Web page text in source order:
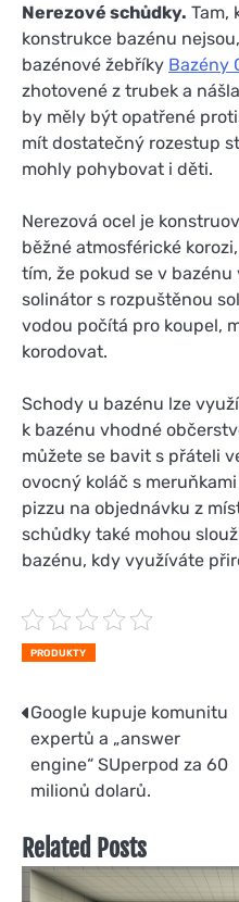
Nerezové schůdky. Tam,
konstrukce bazénu
bazénové žebříky Bazény
zhotovené z trubek a
by měly být opatřené
mít dostatečný rozestup
mohly pohybovat i děti.
Nerezová ocel je
běžné atmosférické
tím, že pokud se v
solinátor s rozpuštěnou
vodou počítá pro koupel,
korodovat.
Schody u bazénu lze
k bazénu vhodné
můžete se bavit s přáteli
ovocný koláč s
pizzu na objednávku z
schůdky také mohou
bazénu, kdy využíváte
PRODUKTY
Navigace
pro
příspěvek
Google kupuje komunitu
expertů a „answer
engine“ SUperpod za 60
milionů dolarů.
Related Posts